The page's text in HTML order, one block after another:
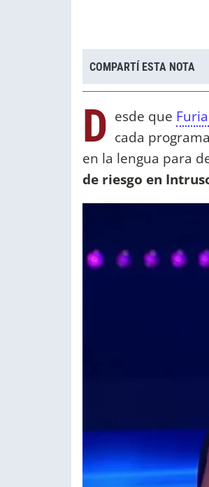
COMPARTÍ ESTA NOTA
D esde que
cada
en la lengua para
de riesgo en